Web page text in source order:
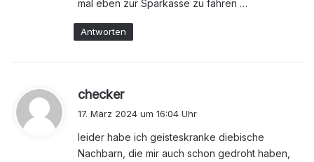
mal eben zur Sparkasse zu fahren …
Antworten
checkers
t
:
17. März 2024 um 16:04 Uhr
leider habe ich geisteskranke diebische
Nachbarn, die mir auch schon gedroht haben,